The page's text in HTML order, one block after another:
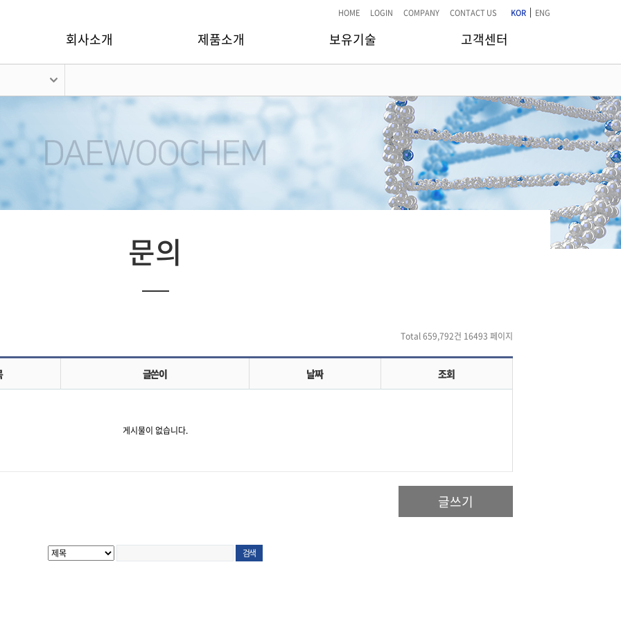
HOME LOGIN COMPANY CONTACT US KOR | ENG
회사소개 제품소개 보유기술 고객센터
문의
Total 659,792건 16493 페이지
글쓴이 날짜 조회
게시물이 없습니다.
글쓰기